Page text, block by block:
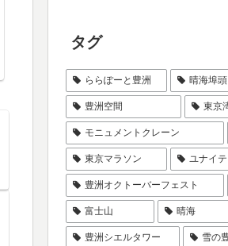
タグ
ららぽーと豊洲 晴海埠頭
豊洲空間 東京
モニュメントクレーン
東京マラソン ユナイ
豊洲オクトーバーフェスト
富士山 晴海
豊洲シエルタワー 雪の